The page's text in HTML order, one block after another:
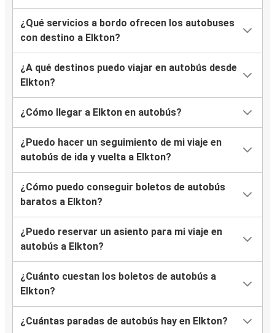
¿Qué servicios a bordo ofrecen los autobuses
con destino a Elkton?
¿A qué destinos puedo viajar en autobús desde
Elkton?
¿Cómo llegar a Elkton en autobús?
¿Puedo hacer un seguimiento de mi viaje en
autobús de ida y vuelta a Elkton?
¿Cómo puedo conseguir boletos de autobús
baratos a Elkton?
¿Puedo reservar un asiento para mi viaje en
autobús a Elkton?
¿Cuánto cuestan los boletos de autobús a
Elkton?
¿Cuántas paradas de autobús hay en Elkton?